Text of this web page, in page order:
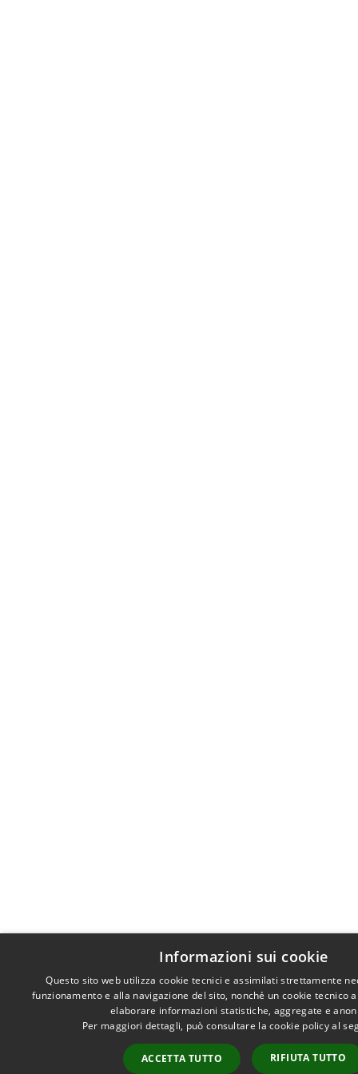
Informazioni sui cookie
Questo sito web utilizza cookie tecnici e assimilati strettamente
funzionamento e alla navigazione del sito, nonché un cookie tecnico
elaborare informazioni statistiche, aggregate e
Per maggiori dettagli, può consultare la cookie policy al
ACCETTA TUTTO RIFIUTA TUTTO